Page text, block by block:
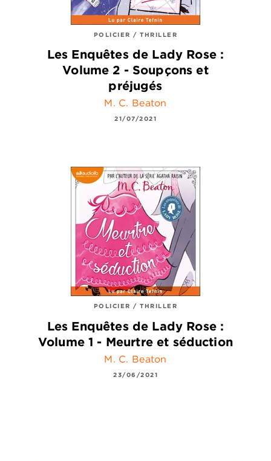
POLICIER / THRILLER
Les Enquêtes de Lady Rose :
Volume 2 - Soupçons et
préjugés
M. C. Beaton
21/07/2021
POLICIER / THRILLER
Les Enquêtes de Lady Rose :
Volume 1 - Meurtre et séduction
M. C. Beaton
23/06/2021